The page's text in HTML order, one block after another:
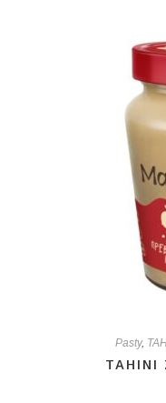
Pasty,
TAHINI